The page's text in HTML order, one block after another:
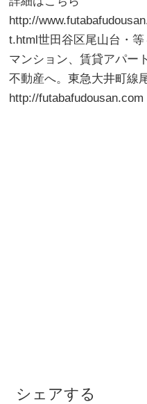
http://
t.html世田谷区尾山台・
マンション、賃貸アパー
不動産へ。東急大井町線
http://futabafudousan.com
シェアする